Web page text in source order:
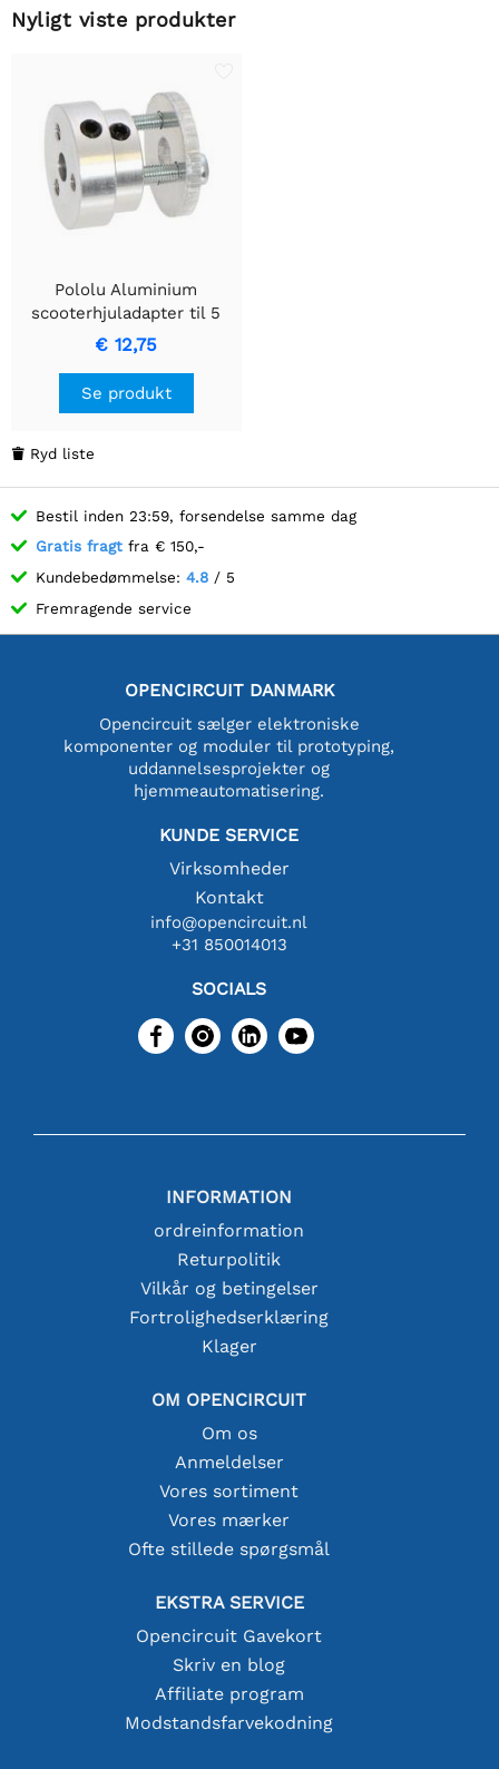
Nyligt viste produkter
Pololu Aluminium
scooterhjuladapter til 5
mm skaft
€ 12,75
Se produkt
 Ryd liste
Bestil inden 23:59, forsendelse samme dag
Gratis fragt fra € 150,-
Kundebedømmelse: 4.8 / 5
Fremragende service
OPENCIRCUIT DANMARK
Opencircuit sælger elektroniske
komponenter og moduler til prototyping,
uddannelsesprojekter og
hjemmeautomatisering.
KUNDE SERVICE
Virksomheder
Kontakt
info@opencircuit.nl
+31 850014013
SOCIALS
INFORMATION
ordreinformation
Returpolitik
Vilkår og betingelser
Fortrolighedserklæring
Klager
OM OPENCIRCUIT
Om os
Anmeldelser
Vores sortiment
Vores mærker
Ofte stillede spørgsmål
EKSTRA SERVICE
Opencircuit Gavekort
Skriv en blog
Affiliate program
Modstandsfarvekodning